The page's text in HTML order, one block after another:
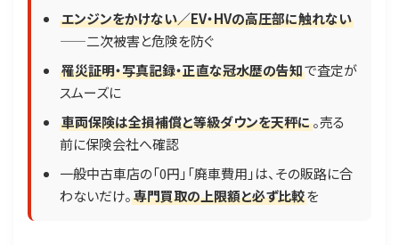
エンジンをかけない／EV・HVの高圧部に触れない
——二次被害と危険を防ぐ
罹災証明・写真記録・正直な冠水歴の告知で査定が
スムーズに
車両保険は全損補償と等級ダウンを天秤に。売る
前に保険会社へ確認
一般中古車店の「0円」「廃車費用」は、その販路に合
わないだけ。専門買取の上限額と必ず比較を